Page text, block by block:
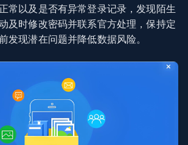
常以及是否有异常登录记录，发现陌生
及时修改密码并联系官方处理，保持定
发现潜在问题并降低数据风险。